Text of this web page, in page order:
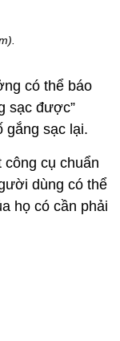
có thể báo
sạc được”
gắng sạc lại.
công cụ chuẩn
dùng có thể
họ có cần phải